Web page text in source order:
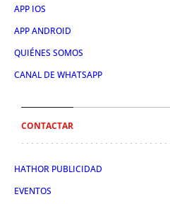
APP IOS
APP ANDROID
QUIÉNES SOMOS
CANAL DE WHATSAPP
CONTACTAR
HATHOR PUBLICIDAD
EVENTOS